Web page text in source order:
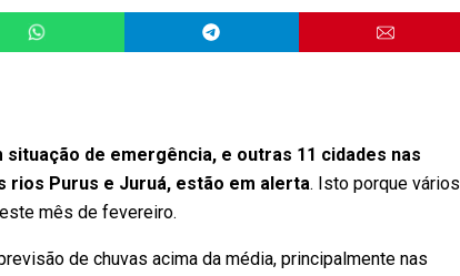
de emergência, e outras 11 cidades nas
rios Purus e Juruá, estão em alerta. Isto porque vários
mês de fevereiro.
de chuvas acima da média, principalmente nas